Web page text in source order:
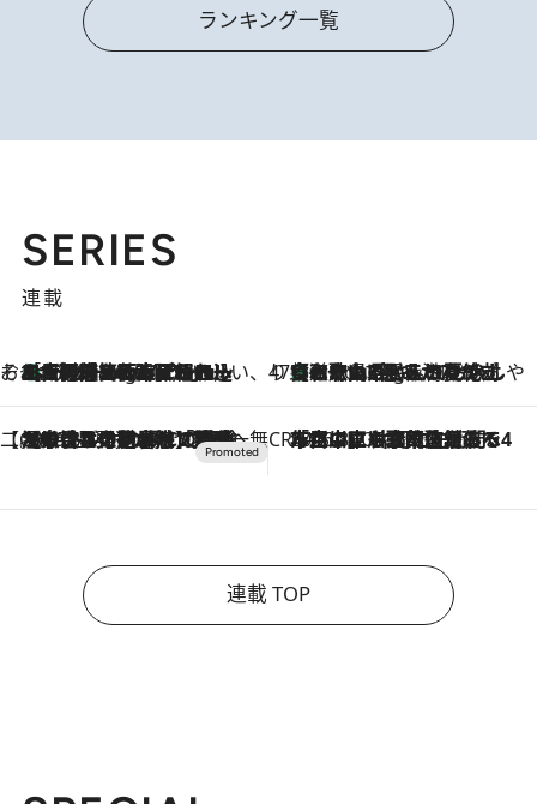
ランキング一覧
SERIES
連載
そおだよおこの関西おいしい、おやつ紀行1 Hour Ago
［大阪府箕面市］一皿一皿目の前で仕上げられる、料理を巧みに組み込んだアシェットデセールコース「ミチル アシェット デセール（Michiru assiette dessert）」 47都道府県の手みやげ ひんやりスイーツで夏を満喫
1 Hour Ago
【和歌山県】この夏絶対食べたい 冷やしておいしいおやつ3選 みかんがごろっと丸ごと入ったジュレ
【CREA×星野リゾート】唯一無二。癒しと発見が待つ場所へ
2026.8.7
【トンボの足水浴】ヒノキの香りに包まれて涼感マックス！約13℃の湧水かけ流しを避暑地「星野温泉 トンボの湯」で体験 CREA'S CHOICE
2026.8.7
「立川にも歌舞伎があるんだよ」 片岡仁左衛門・市川中車ら豪華座組みで4年目の立川立飛歌舞伎へ
連載 TOP